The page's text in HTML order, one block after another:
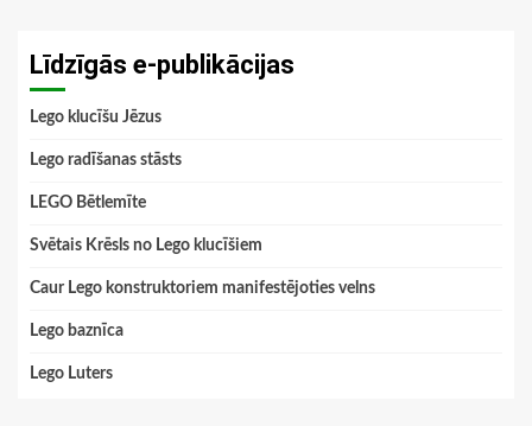
Līdzīgās e-publikācijas
Lego klucīšu Jēzus
Lego radīšanas stāsts
LEGO Bētlemīte
Svētais Krēsls no Lego klucīšiem
Caur Lego konstruktoriem manifestējoties velns
Lego baznīca
Lego Luters